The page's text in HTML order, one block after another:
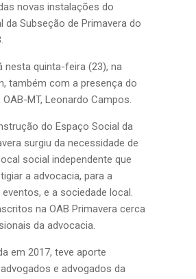
novas instalações do
da Subseção de Primavera do
nesta quinta-feira (23), na
também com a presença do
MT, Leonardo Campos.
do Espaço Social da
surgiu da necessidade de
social independente que
a advocacia, para a
e a sociedade local.
na OAB Primavera cerca
da advocacia.
em 2017, teve aporte
e advogados da